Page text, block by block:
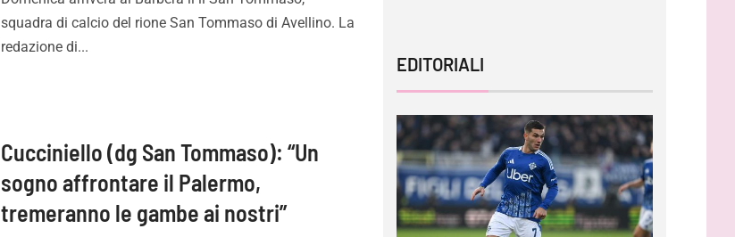
squadra di calcio del rione San Tommaso di Avellino. La
redazione di...
Cucciniello (dg San Tommaso): “Un
sogno affrontare il Palermo,
tremeranno le gambe ai nostri”
EDITORIALI